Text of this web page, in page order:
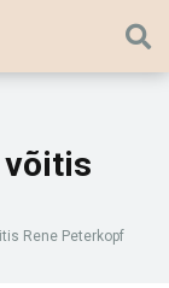
võitis
Rene Peterkopf